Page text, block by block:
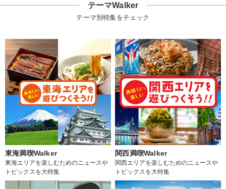
テーマWalker
テーマ別特集をチェック
東海満喫Walker
東海エリアを楽しむためのニュースや
トピックスを大特集
関西満喫Walker
関西エリアを楽しむためのニュースや
トピックスを大特集